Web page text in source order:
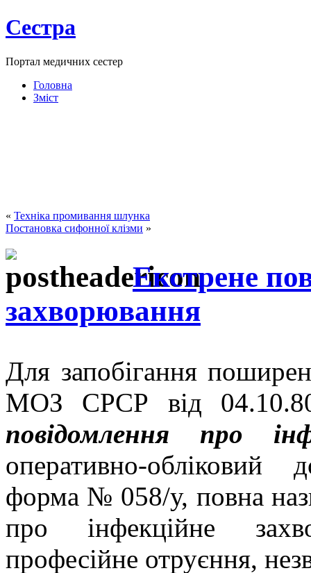
Сестра
Портал медичних сестер
Головна
Зміст
« Техніка промивання шлунка
Постановка сифонної клізми »
Екстрене
захворювання
Для запобігання
МОЗ СРСР від
повідомлення про
оперативно-обліковий
форма № 058/у, повна
про інфекційне
професійне отруєння,